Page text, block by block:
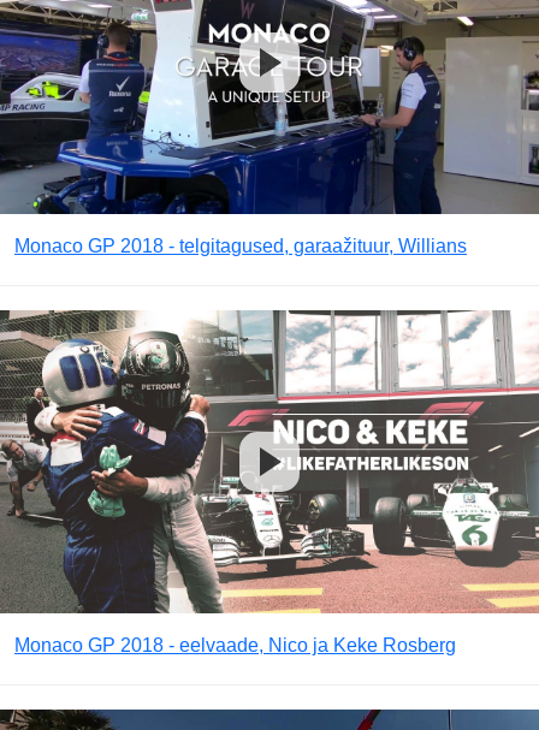
Monaco GP 2018 - telgitagused, garaažituur, Willians
Monaco GP 2018 - eelvaade, Nico ja Keke Rosberg